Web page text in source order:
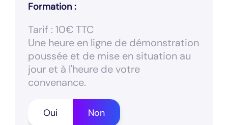
Formation :
Tarif : 10€ TTC
Une heure en ligne de démonstration
poussée et de mise en situation au
jour et à l'heure de votre
convenance.
Oui Non